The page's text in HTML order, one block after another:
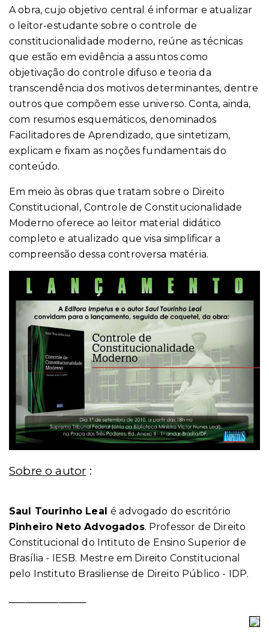
A obra, cujo objetivo central é informar e atualizar
o leitor-estudante sobre o controle de
constitucionalidade moderno, reúne as técnicas
que estão em evidência a assuntos como
objetivação do controle difuso e teoria da
transcendência dos motivos determinantes, dentre
outros que compõem esse universo. Conta, ainda,
com resumos esquemáticos, denominados
Facilitadores de Aprendizado, que sintetizam,
explicam e fixam as noções fundamentais do
conteúdo.
Em meio às obras que tratam sobre o Direito
Constitucional, Controle de Constitucionalidade
Moderno oferece ao leitor material didático
completo e atualizado que visa simplificar a
compreensão dessa controversa matéria.
Sobre o autor :
Saul Tourinho Lealé advogado do escritório
Pinheiro Neto Advogados. Professor de Direito
Constitucional do Intituto de Ensino Superior de
Brasília - IESB. Mestre em Direito Constitucional
pelo Instituto Brasiliense de Direito Público - IDP.